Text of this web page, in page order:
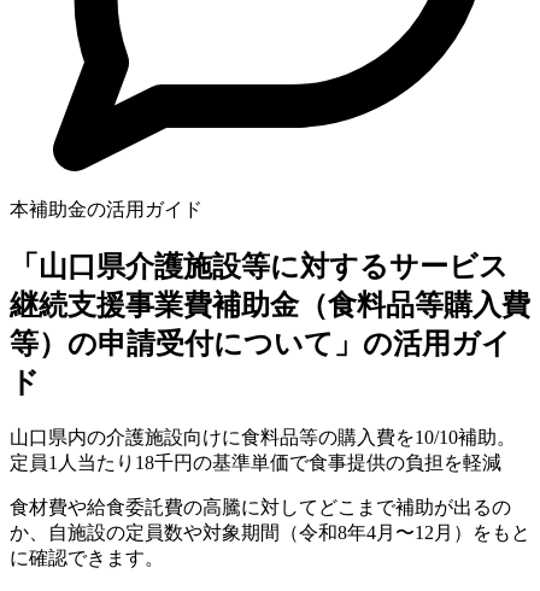
本補助金の活用ガイド
「山口県介護施設等に対するサービス
継続支援事業費補助金（食料品等購入費
等）の申請受付について」の活用ガイ
ド
山口県内の介護施設向けに食料品等の購入費を10/10補助。
定員1人当たり18千円の基準単価で食事提供の負担を軽減
食材費や給食委託費の高騰に対してどこまで補助が出るの
か、自施設の定員数や対象期間（令和8年4月〜12月）をもと
に確認できます。